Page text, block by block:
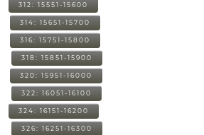
312: 15551-15600
314: 15651-15700
316: 15751-15800
318: 15851-15900
320: 15951-16000
322: 16051-16100
324: 16151-16200
326: 16251-16300